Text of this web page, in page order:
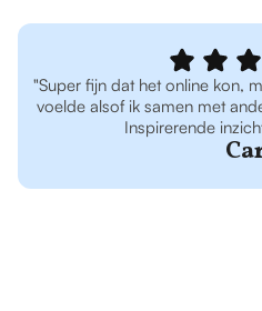
"Super fijn dat het online kon,
voelde alsof ik samen met
Inspirerende